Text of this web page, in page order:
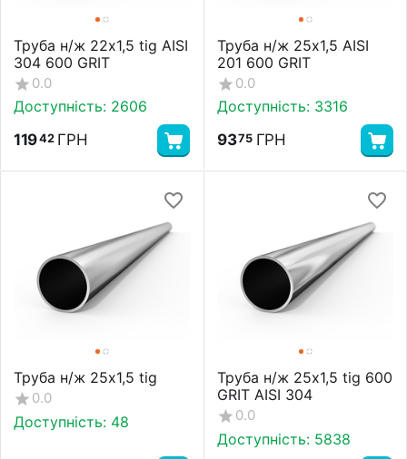
Труба н/ж 22х1,5 tig AISI
304 600 GRIT
0.0
Доступність: 2606
11942 ГРН
Труба н/ж 25х1,5 AISI
201 600 GRIT
0.0
Доступність: 3316
9375 ГРН
Труба н/ж 25х1,5 tig
0.0
Доступність: 48
Труба н/ж 25х1,5 tig 600
GRIT AISI 304
0.0
Доступність: 5838